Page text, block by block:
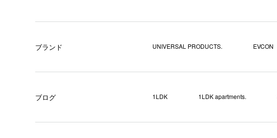
ブランド UNIVERSAL PRODUCTS. EVCON
ブログ 1LDK 1LDK apartments.